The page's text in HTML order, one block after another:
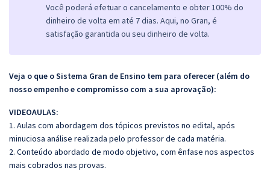
Você poderá efetuar o cancelamento e obter 100% do
dinheiro de volta em até 7 dias. Aqui, no Gran, é
satisfação garantida ou seu dinheiro de volta.
Veja o que o Sistema Gran de Ensino tem para oferecer (além do
nosso empenho e compromisso com a sua aprovação):
VIDEOAULAS:
1. Aulas com abordagem dos tópicos previstos no edital, após
minuciosa análise realizada pelo professor de cada matéria.
2. Conteúdo abordado de modo objetivo, com ênfase nos aspectos
mais cobrados nas provas.